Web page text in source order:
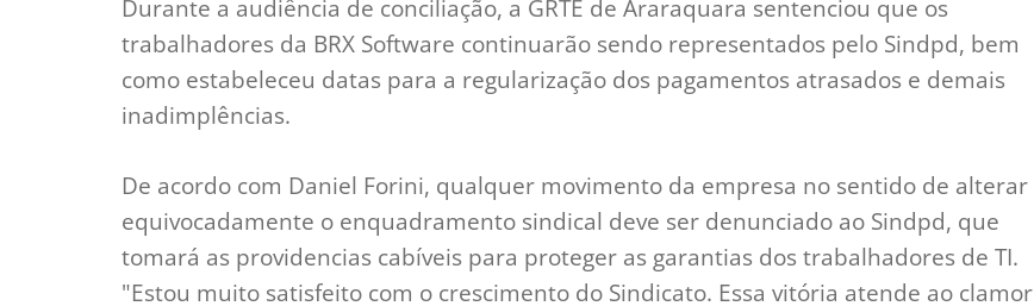
Durante a audiência de conciliação, a GRTE de Araraquara sentenciou que os
trabalhadores da BRX Software continuarão sendo representados pelo Sindpd, bem
como estabeleceu datas para a regularização dos pagamentos atrasados e demais
inadimplências.
De acordo com Daniel Forini, qualquer movimento da empresa no sentido de alterar
equivocadamente o enquadramento sindical deve ser denunciado ao Sindpd, que
tomará as providencias cabíveis para proteger as garantias dos trabalhadores de TI.
"Estou muito satisfeito com o crescimento do Sindicato. Essa vitória atende ao clamor